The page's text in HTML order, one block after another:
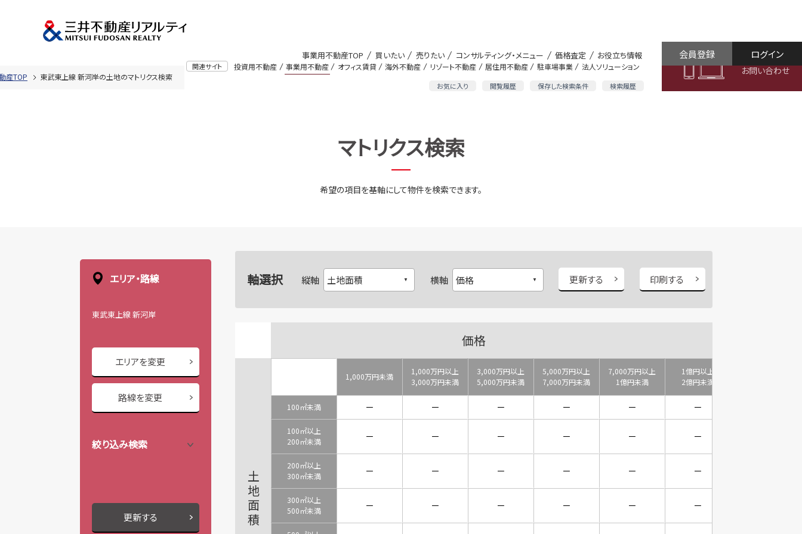
関連サイト 投資用不動産 事業用不動産 オフィス賃貸 海外不動産 リゾート不動産 居住用不動産 駐車場事業 法人ソリューション
お気に入り 閲覧履歴 保存した検索条件 検索履歴
事業用不動産TOP 買いたい 売りたい コンサルティング・メニュー 価格査定 お役立ち情報
お問い合わせ
ログイン
会員登録
産TOP 東武東上線 新河岸の土地のマトリクス検索
マトリクス検索
希望の項目を基軸にして物件を検索できます。
エリア・路線
東武東上線 新河岸
エリアを変更
路線を変更
絞り込み検索
更新する
軸選択 縦軸 横軸 更新する 印刷する
価格
土地面積
1,000万円未満
1,000万円以上
3,000万円未満
3,000万円以上
5,000万円未満
5,000万円以上
7,000万円未満
7,000万円以上
1億円未満
1億円以上
2億円未満
100㎡未満 － － － － － －
100㎡以上
200㎡未満
－ － － － － －
200㎡以上
300㎡未満
－ － － － － －
300㎡以上
500㎡未満
－ － － － － －